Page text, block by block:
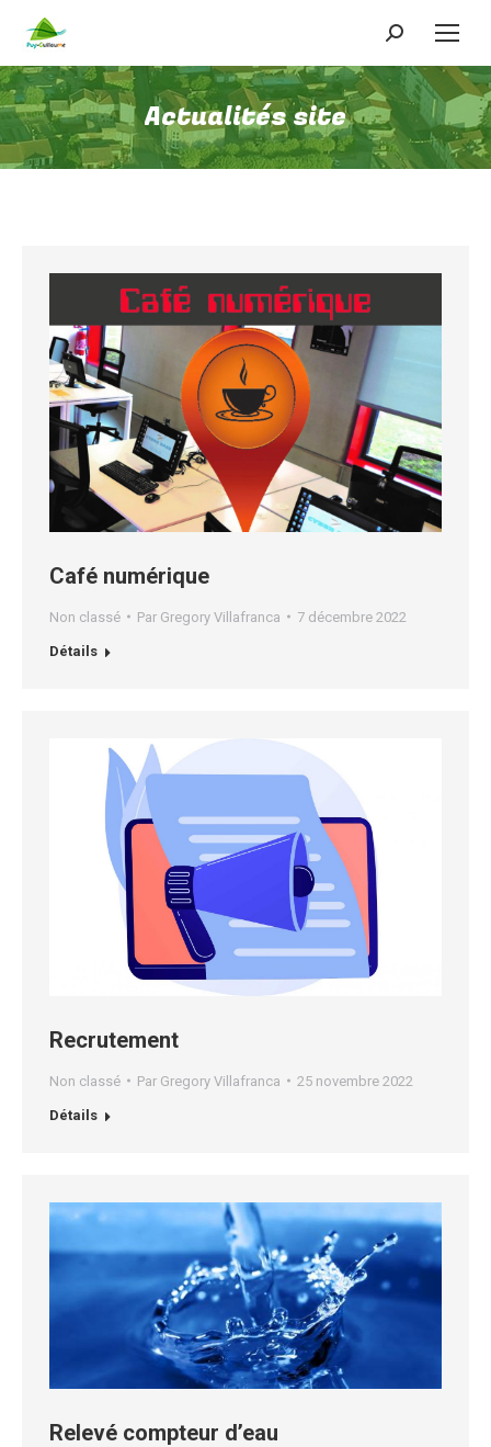
Recherche
:
Actualités site
Café numérique
Non classé Par Gregory Villafranca 7 décembre 2022
Détails
Recrutement
Non classé Par Gregory Villafranca 25 novembre 2022
Détails
Relevé compteur d’eau